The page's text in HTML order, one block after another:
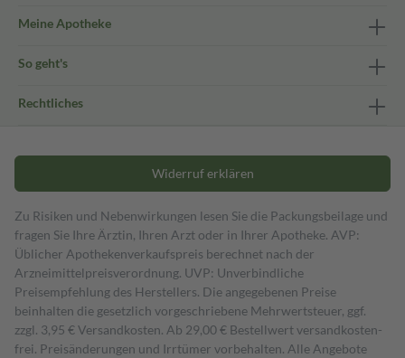
Meine Apotheke
So geht's
Rechtliches
Widerruf erklären
Zu Risiken und Nebenwirkungen lesen Sie die Packungsbeilage und
fragen Sie Ihre Ärztin, Ihren Arzt oder in Ihrer Apotheke. AVP:
Üblicher Apothekenverkaufspreis berechnet nach der
Arzneimittelpreisverordnung. UVP: Unverbindliche
Preisempfehlung des Herstellers. Die angegebenen Preise
beinhalten die gesetzlich vorgeschriebene Mehrwertsteuer, ggf.
zzgl. 3,95 € Versandkosten. Ab 29,00 € Bestell­wert versand­kosten­
frei. Preisänderungen und Irrtümer vorbehalten. Alle Angebote